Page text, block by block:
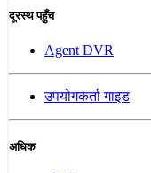
दूरस्थ पहुँच
Agent DVR
उपयोगकर्ता गाइड
अधिक